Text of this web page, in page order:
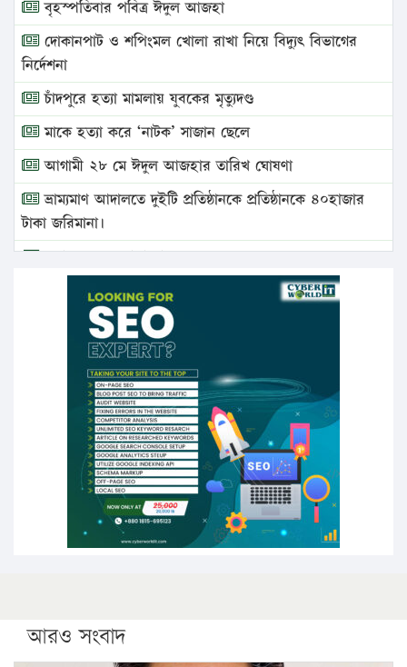
বৃহস্পতিবার পবিত্র ঈদুল আজহা
দোকানপাট ও শপিংমল খোলা রাখা নিয়ে বিদ্যুৎ বিভাগের
নির্দেশনা
চাঁদপুরে হত্যা মামলায় যুবকের মৃত্যুদণ্ড
মাকে হত্যা করে ‘নাটক’ সাজান ছেলে
আগামী ২৮ মে ঈদুল আজহার তারিখ ঘোষণা
ভ্রাম্যমাণ আদালতে দুইটি প্রতিষ্ঠানকে প্রতিষ্ঠানকে ৪০হাজার
টাকা জরিমানা।
এবার লঞ্চের ভাড়া বাড়ল
১৭ থেকে ২১ শতাংশ বিদ্যুতের দাম বাড়ানোর প্রস্তাব পিডিবির
১৬ মে চাঁদপুর ও ২৫ মে ফেনী সফরে যাবেন প্রধানমন্ত্রী
উচ্চশিক্ষায় গৌরবময় অর্জন: পূর্ণ স্কলারশিপে যুক্তরাষ্ট্রে
পিএইচডি করছেন কুয়েটের কৃতি…
সারা দেশে বজ্রাঘাতে ১৪ জনের প্রাণহানি
কঠোর হচ্ছে এসএসসি ও এইচএসসি পরীক্ষা
ফরিদগঞ্জে আগুনে পুড়লো ৬ ব্যবসা প্রতিষ্ঠান
আরও সংবাদ